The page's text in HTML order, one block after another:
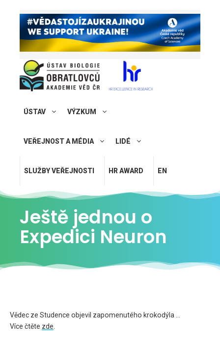
ÚSTAV VÝZKUM
VEŘEJNOST A MÉDIA LIDÉ
SLUŽBY VEŘEJNOSTI HR AWARD EN
Ještě jednou o
Expedici Neuron
Vědec ze Studence objevil zapomenutého krokodýla …
Více čtěte zde